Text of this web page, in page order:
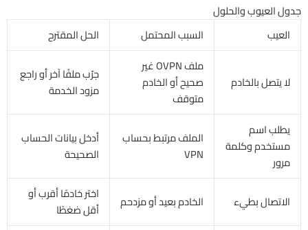
جدول العيوب والحلول
العيب
السبب المحتمل الحل المقترح
لا يتصل بالخادم
ملف OVPN غير
صحيح أو الخادم
متوقف
جرّب ملفًا آخر أو راجع
مزود الخدمة
يطلب اسم
مستخدم وكلمة
مرور
الملف مرتبط بحساب
VPN
أدخل بيانات الحساب
الصحيحة
الاتصال بطيء الخادم بعيد أو مزدحم
اختر خادمًا أقرب أو
أقل ضغطًا